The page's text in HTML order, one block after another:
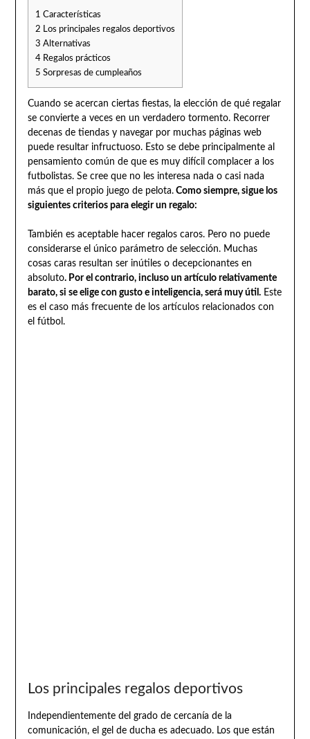
1 Características
2 Los principales regalos deportivos
3 Alternativas
4Regalos prácticos
5 Sorpresas de cumpleaños
Cuando se acercan ciertas fiestas, la elección de qué regalar
se convierte a veces en un verdadero tormento. Recorrer
decenas de tiendas y navegar por muchas páginas web
puede resultar infructuoso. Esto se debe principalmente al
pensamiento común de que es muy difícil complacer a los
futbolistas. Se cree que no les interesa nada o casi nada
más que el propio juego de pelota.Como siempre, sigue los
siguientes criterios para elegir un regalo:
También es aceptable hacer regalos caros. Pero no puede
considerarse el único parámetro de selección. Muchas
cosas caras resultan ser inútiles o decepcionantes en
absoluto. Por el contrario, incluso un artículo relativamente
barato, si se elige con gusto e inteligencia, será muy útil.Este
es el caso más frecuente de los artículos relacionados con
el fútbol.
Los principales regalos deportivos
Independientemente del grado de cercanía de la
comunicación, el gel de ducha es adecuado. Los que están